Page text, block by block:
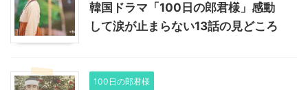
韓国ドラマ「100日の郎君様」感動
して涙が止まらない13話の見どころ
100日の郎君様